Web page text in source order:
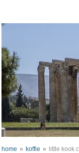
home » koffie » little kook